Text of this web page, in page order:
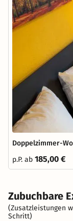
Doppelzimmer-
p.P. ab 185,00 €
Zubuchbare
(Zusatzleistungen
Schritt)